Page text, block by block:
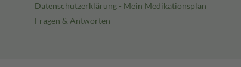
Datenschutzerklärung - Mein Medikationsplan
Fragen & Antworten